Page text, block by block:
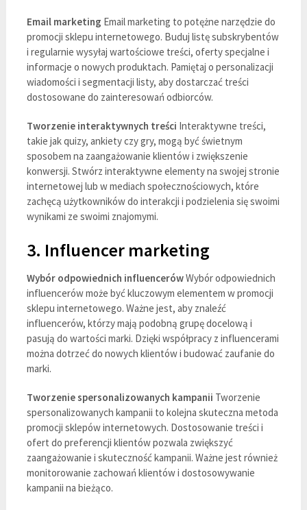
Email marketing Email marketing to potężne narzędzie do
promocji sklepu internetowego. Buduj listę subskrybentów
i regularnie wysyłaj wartościowe treści, oferty specjalne i
informacje o nowych produktach. Pamiętaj o personalizacji
wiadomości i segmentacji listy, aby dostarczać treści
dostosowane do zainteresowań odbiorców.
Tworzenie interaktywnych treści Interaktywne treści,
takie jak quizy, ankiety czy gry, mogą być świetnym
sposobem na zaangażowanie klientów i zwiększenie
konwersji. Stwórz interaktywne elementy na swojej stronie
internetowej lub w mediach społecznościowych, które
zachęcą użytkowników do interakcji i podzielenia się swoimi
wynikami ze swoimi znajomymi.
3. Influencer marketing
Wybór odpowiednich influencerówWybór odpowiednich
influencerów może być kluczowym elementem w promocji
sklepu internetowego. Ważne jest, aby znaleźć
influencerów, którzy mają podobną grupę docelową i
pasują do wartości marki. Dzięki współpracy z influencerami
można dotrzeć do nowych klientów i budować zaufanie do
marki.
Tworzenie spersonalizowanych kampanii Tworzenie
spersonalizowanych kampanii to kolejna skuteczna metoda
promocji sklepów internetowych. Dostosowanie treści i
ofert do preferencji klientów pozwala zwiększyć
zaangażowanie i skuteczność kampanii. Ważne jest również
monitorowanie zachowań klientów i dostosowywanie
kampanii na bieżąco.